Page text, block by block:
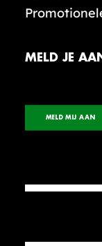
MELD JE
MELD MIJ AAN